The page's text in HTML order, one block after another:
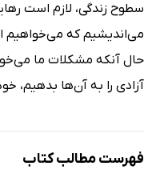
سطوح زندگی، لازم است
می‌اندیشیم که
حال آنکه مشکلات ما
آزادی را به آن‌ها بدهیم،
فهرست مطالب کتاب